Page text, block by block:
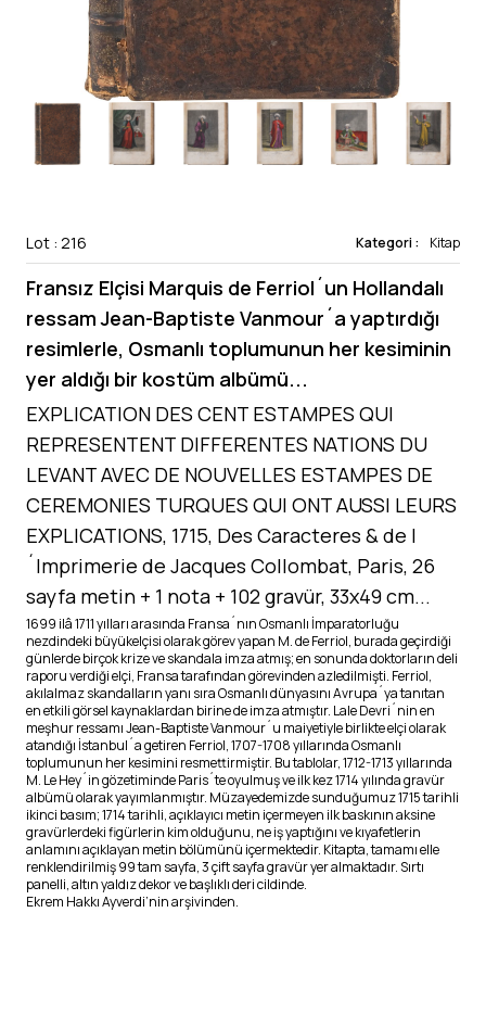
Lot : 216 Kategori : Kitap
Fransız Elçisi Marquis de Ferriol´un Hollandalı
ressam Jean-Baptiste Vanmour´a yaptırdığı
resimlerle, Osmanlı toplumunun her kesiminin
yer aldığı bir kostüm albümü...
EXPLICATION DES CENT ESTAMPES QUI
REPRESENTENT DIFFERENTES NATIONS DU
LEVANT AVEC DE NOUVELLES ESTAMPES DE
CEREMONIES TURQUES QUI ONT AUSSI LEURS
EXPLICATIONS, 1715, Des Caracteres & de l
´Imprimerie de Jacques Collombat, Paris, 26
sayfa metin + 1 nota + 102 gravür, 33x49 cm...
1699 ilâ 1711 yılları arasında Fransa´nın Osmanlı İmparatorluğu
nezdindeki büyükelçisi olarak görev yapan M. de Ferriol, burada geçirdiği
günlerde birçok krize ve skandala imza atmış; en sonunda doktorların deli
raporu verdiği elçi, Fransa tarafından görevinden azledilmişti. Ferriol,
akılalmaz skandalların yanı sıra Osmanlı dünyasını Avrupa´ya tanıtan
en etkili görsel kaynaklardan birine de imza atmıştır. Lale Devri´nin en
meşhur ressamı Jean-Baptiste Vanmour´u maiyetiyle birlikte elçi olarak
atandığı İstanbul´a getiren Ferriol, 1707-1708 yıllarında Osmanlı
toplumunun her kesimini resmettirmiştir. Bu tablolar, 1712-1713 yıllarında
M. Le Hey´in gözetiminde Paris´te oyulmuş ve ilk kez 1714 yılında gravür
albümü olarak yayımlanmıştır. Müzayedemizde sunduğumuz 1715 tarihli
ikinci basım; 1714 tarihli, açıklayıcı metin içermeyen ilk baskının aksine
gravürlerdeki figürlerin kim olduğunu, ne iş yaptığını ve kıyafetlerin
anlamını açıklayan metin bölümünü içermektedir. Kitapta, tamamı elle
renklendirilmiş 99 tam sayfa, 3 çift sayfa gravür yer almaktadır. Sırtı
panelli, altın yaldız dekor ve başlıklı deri cildinde.
Ekrem Hakkı Ayverdi’nin arşivinden.